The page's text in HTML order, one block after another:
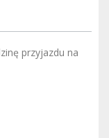
przyjazdu na